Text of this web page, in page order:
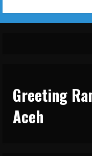
Greeting
Aceh